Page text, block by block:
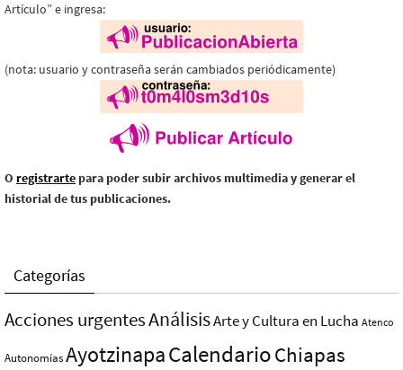
Artículo” e ingresa:
(nota: usuario y contraseña serán cambiados periódicamente)
O registrarte para poder subir archivos multimedia y generar el
historial de tus publicaciones.
Categorías
Acciones urgentesAnálisisArte y Cultura en Lucha Atenco
AutonomíasAyotzinapaCalendarioChiapas